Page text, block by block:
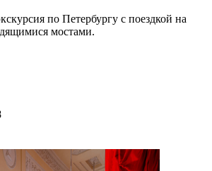
по Петербургу с поездкой на
мостами.